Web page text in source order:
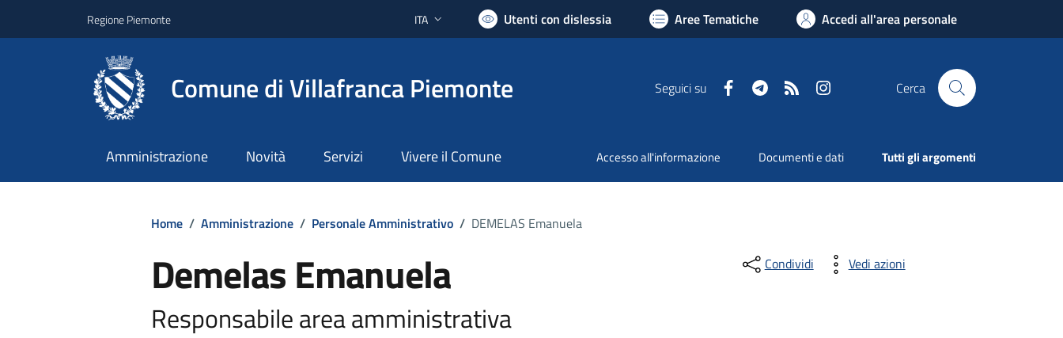
Regione Piemonte Lingua attiva:
ITA Utenti con dislessia Aree Tematiche Accedi all'area personale
Comune di Villafranca Piemonte Seguici su FacebookTelegramRSS Cerca
Amministrazione Novità Servizi Vivere il Comune Accesso all'informazione Documenti e dati Tutti gli argomenti
Home / Amministrazione / Personale Amministrativo / DEMELAS Emanuela
Demelas Emanuela
Responsabile area amministrativa
Condividi Vedi azioni